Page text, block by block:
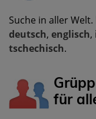
Suche in aller
deutsch, englisch,
tschechisch.
für